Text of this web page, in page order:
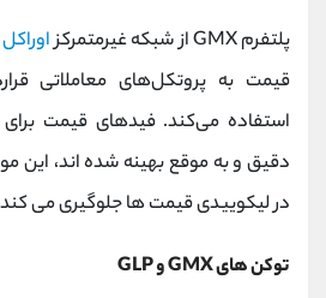
پلتفرم GMX از شبکه غیرمتمرکز
اوراکل
قیمت به پروتکل‌های معاملاتی
استفاده می‌کند. فیدهای قیمت برای
دقیق و به موقع بهینه شده اند، این
در لیکوییدی قیمت ها جلوگیری می
توکن های GMX و GLP